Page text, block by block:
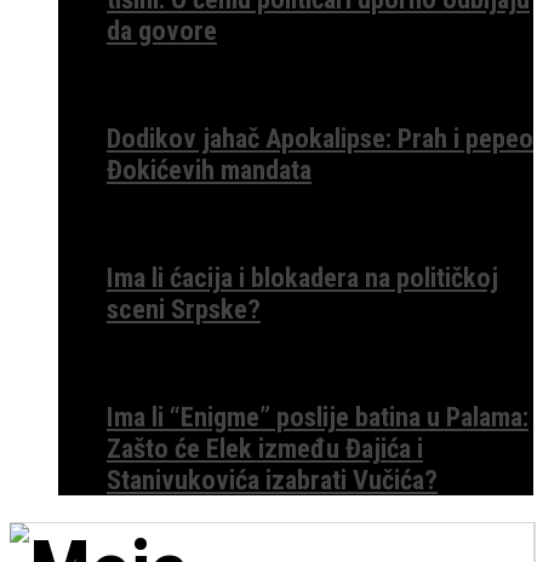
da govore
Dodikov jahač Apokalipse: Prah i pepeo
Đokićevih mandata
Ima li ćacija i blokadera na političkoj
sceni Srpske?
Ima li “Enigme” poslije batina u Palama:
Zašto će Elek između Đajića i
Stanivukovića izabrati Vučića?